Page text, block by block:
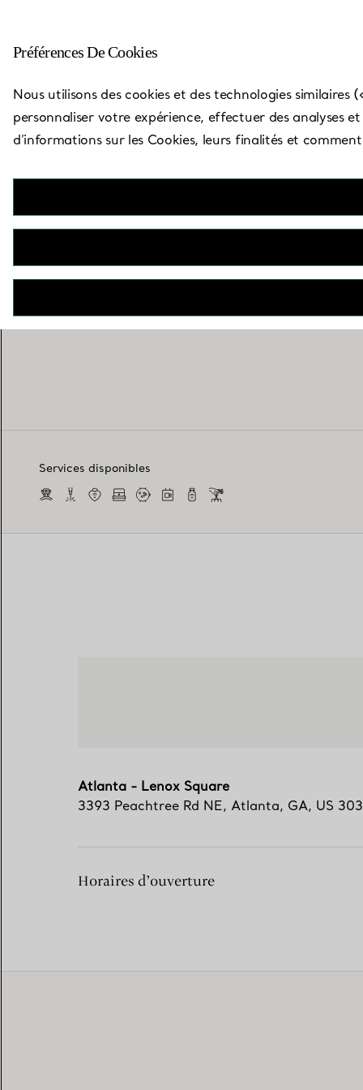
Carte des boutiques
Services disponibles
Atlanta - Lenox Square
3393 Peachtree Rd NE, Atlanta, GA, US
Horaires d’ouverture
Préférences De Cookies
Nous utilisons des cookies et des technologies
personnaliser votre expérience, effectuer des analyses
d’informations sur les Cookies, leurs finalités et